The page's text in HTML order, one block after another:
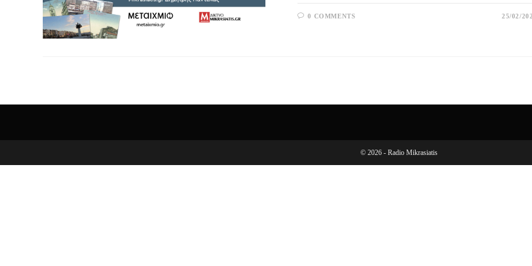
0 COMMENTS 25/02/
© 2026 - Radio Mikrasiatis